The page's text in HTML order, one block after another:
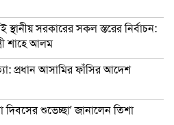
স্থানীয় সরকারের সকল স্তরের নির্বাচন:
শাহে আলম
প্রধান আসামির ফাঁসির আদেশ
দিবসের শুভেচ্ছা’ জানালেন তিশা